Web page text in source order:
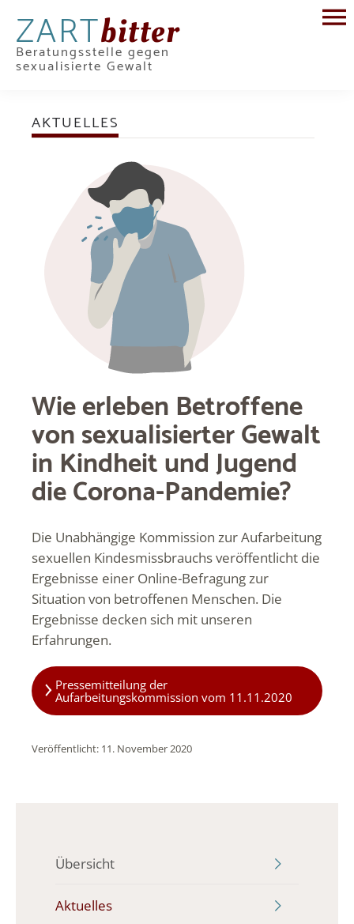
ZARTbitter
Beratungsstelle gegen
sexualisierte Gewalt
AKTUELLES
Wie erleben Betroffene
von sexualisierter Gewalt
in Kindheit und Jugend
die Corona-Pandemie?
Die Unabhängige Kommission zur Aufarbeitung
sexuellen Kindesmissbrauchs veröffentlicht die
Ergebnisse einer Online-Befragung zur
Situation von betroffenen Menschen. Die
Ergebnisse decken sich mit unseren
Erfahrungen.
Pressemitteilung der
Aufarbeitungskommission vom 11.11.2020
Veröffentlicht: 11. November 2020
Übersicht
Aktuelles